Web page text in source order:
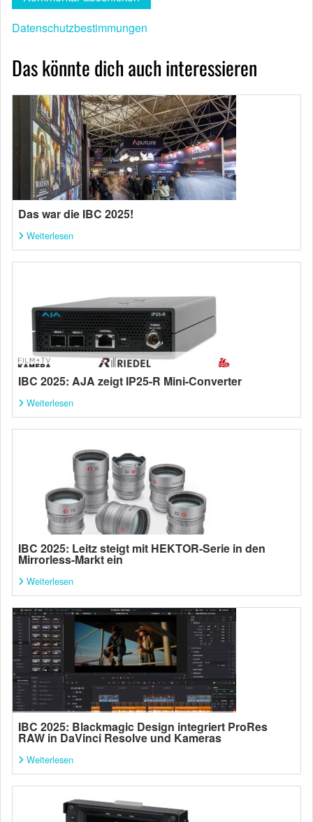
Datenschutzbestimmungen
Das könnte dich auch interessieren
Das war die IBC 2025!
Weiterlesen
IBC 2025: AJA zeigt IP25-R Mini-Converter
Weiterlesen
IBC 2025: Leitz steigt mit HEKTOR-Serie in den
Mirrorless-Markt ein
Weiterlesen
IBC 2025: Blackmagic Design integriert ProRes
RAW in DaVinci Resolve und Kameras
Weiterlesen